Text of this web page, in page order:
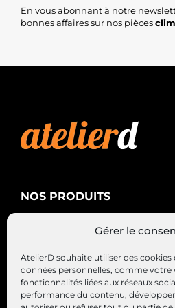
Gérer le
AtelierD souhaite utiliser des
données personnelles, comme votre
fonctionnalités liées aux réseaux
performance du contenu,
En vous abonnant à notre
bonnes affaires sur nos pièces
NOS PRODUITS
Alternateurs – Démarreurs